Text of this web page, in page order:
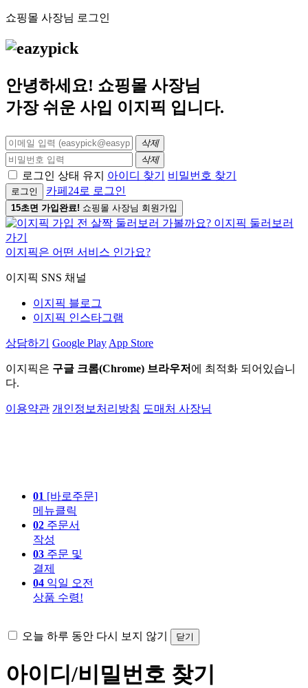
쇼핑몰 사장님 로그인
안녕하세요! 쇼핑몰 사장님
가장 쉬운 사입 이지픽 입니다.
삭제
삭제
로그인 상태 유지 아이디 찾기 비밀번호 찾기
로그인 카페24로 로그인
15초면 가입완료! 쇼핑몰 사장님 회원가입
이지픽은 어떤 서비스 인가요?
이지픽 SNS 채널
이지픽 블로그
이지픽 인스타그램
상담하기 Google Play App Store
이지픽은 구글 크롬(Chrome) 브라우저 에 최적화 되어있습니
다.
이용약관 개인정보처리방침 도매처 사장님
01 [바로주문]
메뉴클릭
02 주문서
작성
03 주문 및
결제
04 익일 오전
상품 수령!
오늘 하루 동안 다시 보지 않기 닫기
아이디/비밀번호 찾기